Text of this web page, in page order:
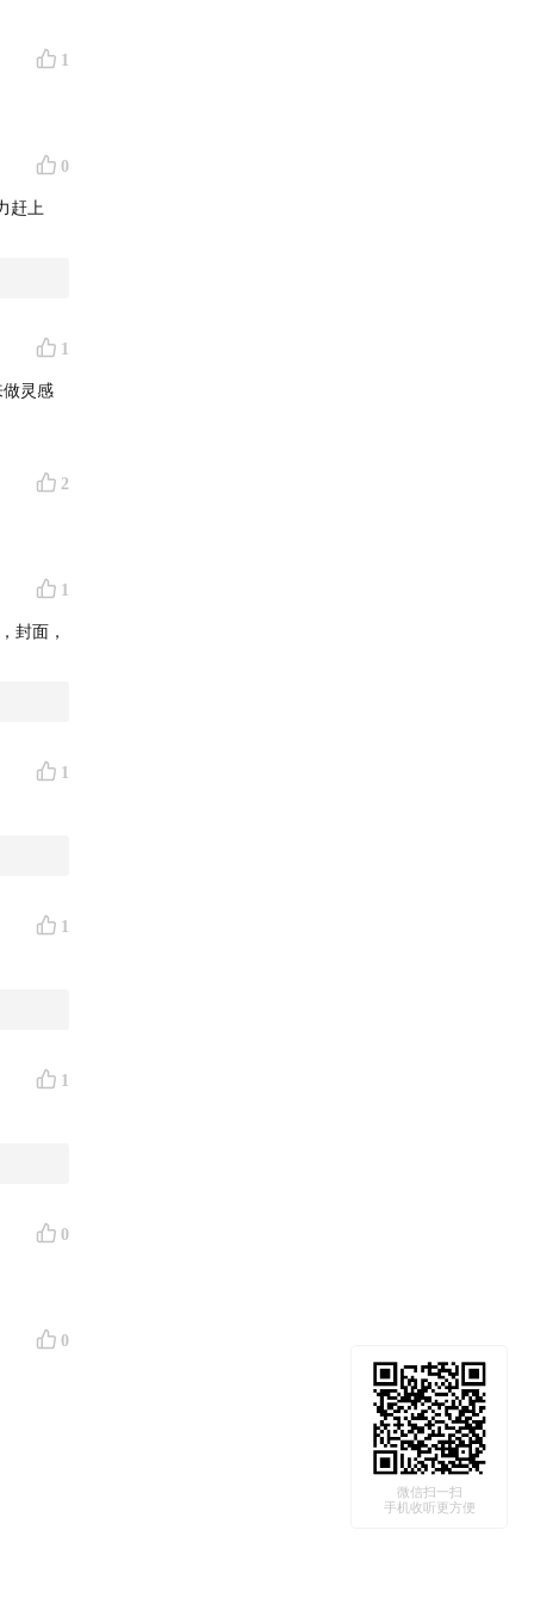
1
0
赶上
1
灵感
2
1
封面，
1
1
1
0
0
微信扫一扫
手机收听更方便